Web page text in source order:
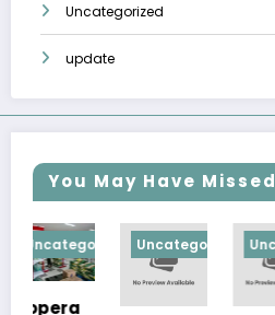
Uncategorized
update
You May Have Missed
Uncategorized Uncategorized